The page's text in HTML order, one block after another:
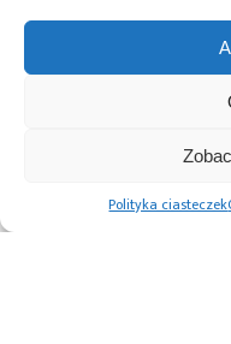
Polityka ciasteczek
Przeczytaj również:
i komputery
OPTA
i